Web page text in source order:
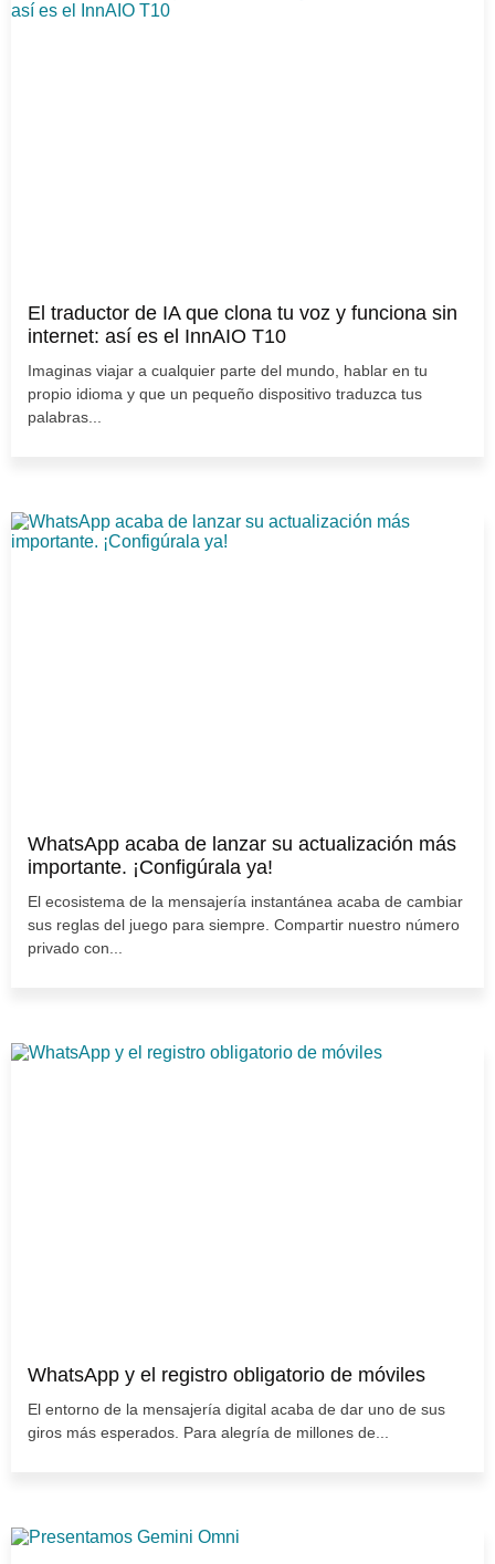
El traductor de IA que clona tu voz y funciona sin
internet: así es el InnAIO T10
Imaginas viajar a cualquier parte del mundo, hablar en tu
propio idioma y que un pequeño dispositivo traduzca tus
palabras...
WhatsApp acaba de lanzar su actualización más
importante. ¡Configúrala ya!
El ecosistema de la mensajería instantánea acaba de cambiar
sus reglas del juego para siempre. Compartir nuestro número
privado con...
WhatsApp y el registro obligatorio de móviles
El entorno de la mensajería digital acaba de dar uno de sus
giros más esperados. Para alegría de millones de...